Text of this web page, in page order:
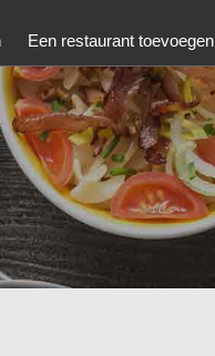
Een restaurant toevoegen